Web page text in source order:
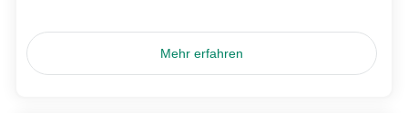
Mehr erfahren